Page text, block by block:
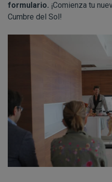
formulario. ¡Comienza tu
Cumbre del Sol!